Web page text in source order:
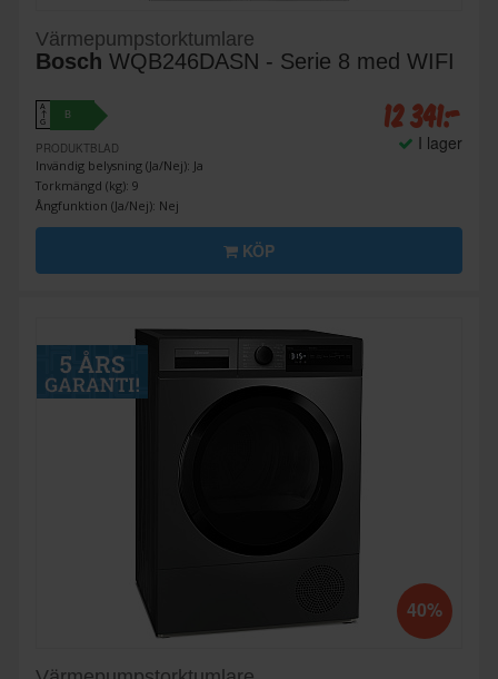
Värmepumpstorktumlare
Bosch WQB246DASN - Serie 8 med WIFI
A
↑
G
B
PRODUKTBLAD
Invändig belysning (Ja/Nej): Ja
Torkmängd (kg): 9
Ångfunktion (Ja/Nej): Nej
12 341:-
I lager
KÖP
40%